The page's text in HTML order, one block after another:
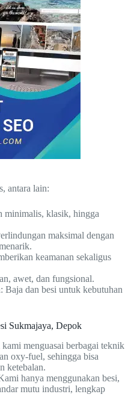
antara lain:
minimalis, klasik, hingga
maksimal dengan
keamanan sekaligus
awet, dan fungsional.
: Baja dan besi untuk kebutuhan
Sukmajaya, Depok
menguasai berbagai teknik
oxy-fuel, sehingga bisa
ketebalan.
hanya menggunakan besi,
mutu industri, lengkap